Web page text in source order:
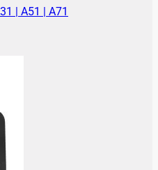
| A51 | A71